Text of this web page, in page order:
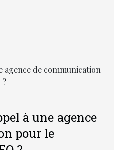
agence de communication
à une agence
pour le